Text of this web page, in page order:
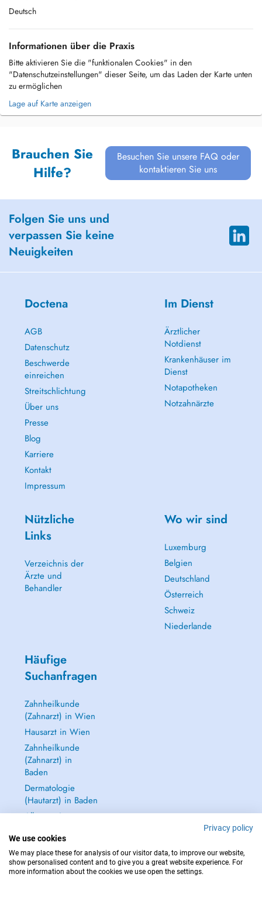
Deutsch
Informationen über die Praxis
Bitte aktivieren Sie die "funktionalen Cookies" in den
"Datenschutzeinstellungen" dieser Seite, um das Laden der Karte unten
zu ermöglichen
Lage auf Karte anzeigen
Brauchen Sie
Hilfe?
Besuchen Sie unsere FAQ oder
kontaktieren Sie uns
Folgen Sie uns und
verpassen Sie keine
Neuigkeiten
Doctena
AGB
Datenschutz
Beschwerde
einreichen
Streitschlichtung
Über uns
Presse
Blog
Karriere
Kontakt
Impressum
Im Dienst
Ärztlicher
Notdienst
Krankenhäuser im
Dienst
Notapotheken
Notzahnärzte
Nützliche
Links
Verzeichnis der
Ärzte und
Behandler
Wo wir sind
Luxemburg
Belgien
Deutschland
Österreich
Schweiz
Niederlande
Häufige
Suchanfragen
Zahnheilkunde
(Zahnarzt) in Wien
Hausarzt in Wien
Zahnheilkunde
(Zahnarzt) in
Baden
Dermatologie
(Hautarzt) in Baden
Alle anzeigen →
IM NOTFALL WENDEN SIE SICH AN : 112
Privacy policy
We use cookies
We may place these for analysis of our visitor data, to improve our website,
show personalised content and to give you a great website experience. For
more information about the cookies we use open the settings.